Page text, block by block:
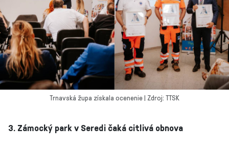
Trnavská župa získala ocenenie | Zdroj: TTSK
3. Zámocký park v Seredi čaká citlivá obnova